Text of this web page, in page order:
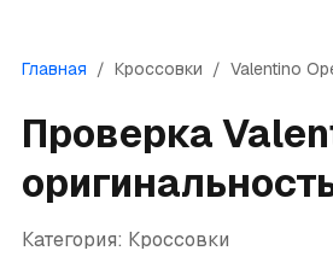
Главная / Кроссовки / Valentino
Проверка
Категория: Кроссовки